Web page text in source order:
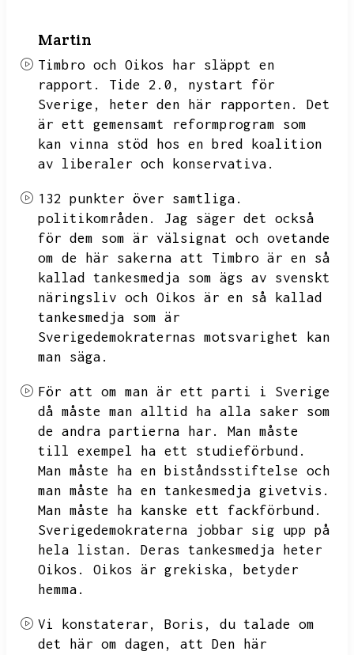
Martin
Timbro och Oikos har släppt en
rapport.
Tide 2.0, nystart för
Sverige,
heter den här rapporten.
Det
är ett gemensamt reformprogram som
kan vinna stöd hos en bred koalition
av liberaler och konservativa.
132 punkter över samtliga.
politikområden.
Jag säger det också
för dem som är välsignat och ovetande
om de här sakerna att
Timbro är en så
kallad tankesmedja som ägs av svenskt
näringsliv och Oikos är en så kallad
tankesmedja som är
Sverigedemokraternas motsvarighet kan
man säga.
För att om man är ett parti i Sverige
då måste man alltid ha alla saker som
de andra partierna har.
Man måste
till exempel ha ett
studieförbund.
Man måste ha en biståndsstiftelse och
man måste ha en tankesmedja givetvis.
Man måste ha kanske ett fackförbund.
Sverigedemokraterna jobbar sig upp på
hela listan.
Deras tankesmedja heter
Oikos.
Oikos är grekiska,
betyder
hemma.
Vi konstaterar, Boris,
du talade om
det här om dagen,
att Den här